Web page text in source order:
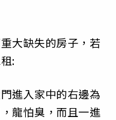
大缺失的房子，若
:
進入家中的右邊為
龍怕臭，而且一進